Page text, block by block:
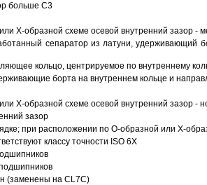
больше C3
Х-образной схеме осевой внутренний зазор -
сепаратор из латуни, удерживающий
кольцо, центрируемое по внутреннему
борта на внутреннем кольце и
Х-образной схеме осевой внутренний зазор -
зазор
при расположении по О-образной или Х-
классу точности ISO 6X
(заменены на CL7C)